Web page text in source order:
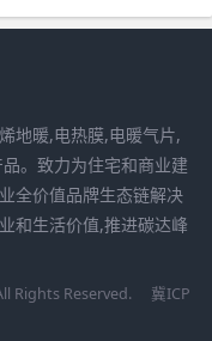
地暖,电热膜,电暖气片,
。致力为住宅和商业建
全价值品牌生态链解决
和生活价值,推进碳达峰
Rights Reserved.
冀ICP